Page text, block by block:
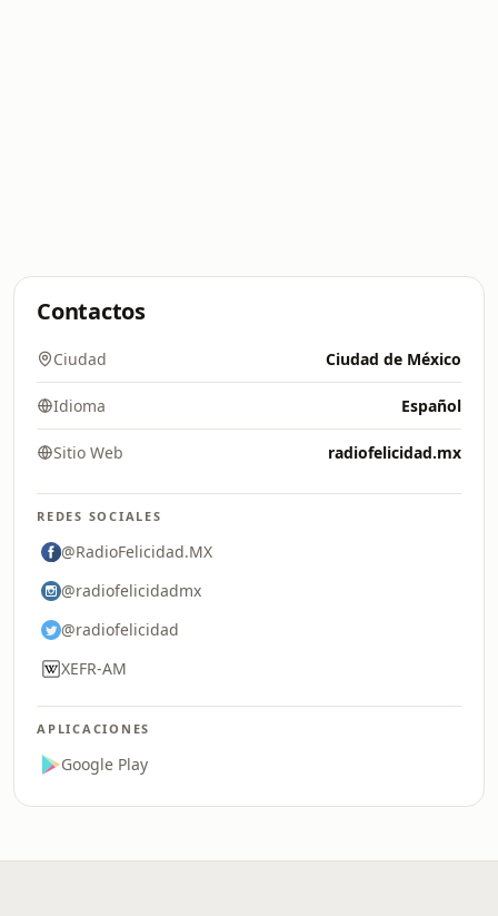
Contactos
Ciudad Ciudad de México
Idioma Español
Sitio Web radiofelicidad.mx
REDES SOCIALES
@RadioFelicidad.MX
@radiofelicidadmx
@radiofelicidad
XEFR-AM
APLICACIONES
Google Play